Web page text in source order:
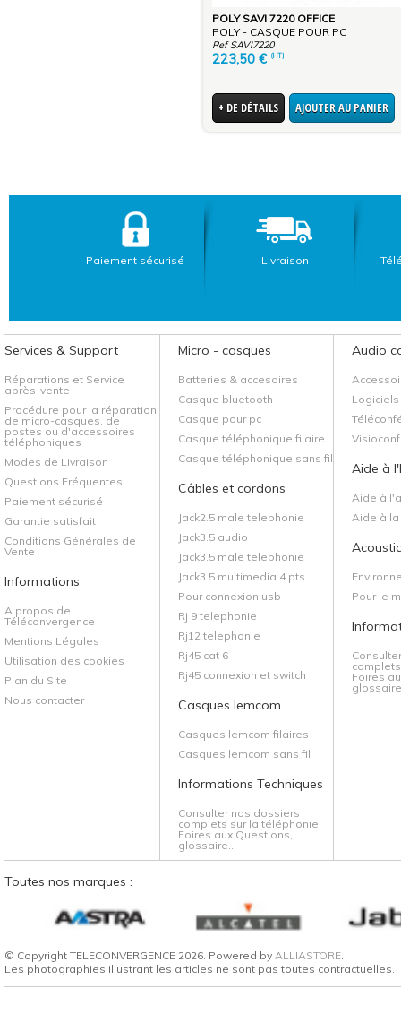
POLY SAVI 7220 OFFICE
POLY - CASQUE POUR PC
Ref SAVI7220
223,50 € (HT)
+ DE DÉTAILS AJOUTER AU PANIER
Paiement sécurisé Livraison
Services & Support
Réparations et Service
après-vente
Procédure pour la réparation
de micro-casques, de
postes ou d'accessoires
téléphoniques
Modes de Livraison
Questions Fréquentes
Paiement sécurisé
Garantie satisfait
Conditions Générales de
Vente
Informations
A propos de
Téléconvergence
Mentions Légales
Utilisation des cookies
Plan du Site
Nous contacter
Micro - casques
Batteries & accesoires
Casque bluetooth
Casque pour pc
Casque téléphonique filaire
Casque téléphonique sans fil
Câbles et cordons
Jack2.5 male telephonie
Jack3.5 audio
Jack3.5 male telephonie
Jack3.5 multimedia 4 pts
Pour connexion usb
Rj 9 telephonie
Rj12 telephonie
Rj45 cat 6
Rj45 connexion et switch
Casques lemcom
Casques lemcom filaires
Casques lemcom sans fil
Informations Techniques
Consulter nos dossiers
complets sur la téléphonie,
Foires aux Questions,
glossaire...
Audio
Aide à
Aide à
Aide à
Pour le
Foires
Toutes nos marques :
© Copyright TELECONVERGENCE 2026. Powered by ALLIASTORE.
Les photographies illustrant les articles ne sont pas toutes contractuelles.